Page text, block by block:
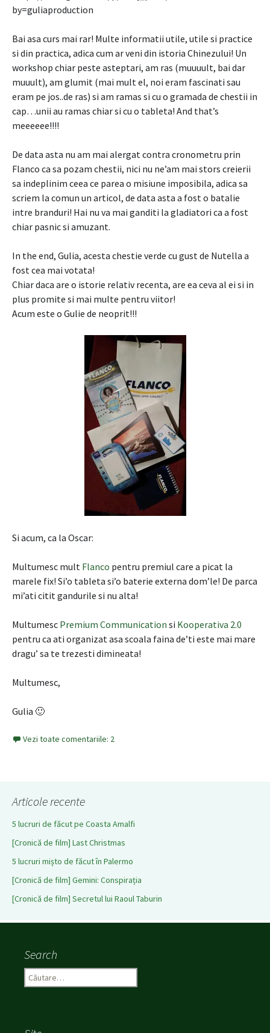
by=guliaproduction
Bai asa curs mai rar! Multe informatii utile, utile si practice
si din practica, adica cum ar veni din istoria Chinezului! Un
workshop chiar peste asteptari, am ras (muuuult, bai dar
muuult), am glumit (mai mult el, noi eram fascinati sau
eram pe jos..de ras) si am ramas si cu o gramada de chestii in
cap…unii au ramas chiar si cu o tableta! And that’s
meeeeee!!!!
De data asta nu am mai alergat contra cronometru prin
Flanco ca sa pozam chestii, nici nu ne’am mai stors creierii
sa indeplinim ceea ce parea o misiune imposibila, adica sa
scriem la comun un articol, de data asta a fost o batalie
intre branduri! Hai nu va mai ganditi la gladiatori ca a fost
chiar pasnic si amuzant.
In the end, Gulia, acesta chestie verde cu gust de Nutella a
fost cea mai votata!
Chiar daca are o istorie relativ recenta, are ea ceva al ei si in
plus promite si mai multe pentru viitor!
Acum este o Gulie de neoprit!!!
Si acum, ca la Oscar:
Multumesc mult Flanco pentru premiul care a picat la
marele fix! Si’o tableta si’o baterie externa dom’le! De parca
mi’ati citit gandurile si nu alta!
Multumesc Premium Communication si Kooperativa 2.0
pentru ca ati organizat asa scoala faina de’ti este mai mare
dragu’ sa te trezesti dimineata!
Multumesc,
Gulia 🙂
Vezi toate comentariile: 2
Articole recente
5 lucruri de făcut pe Coasta Amalfi
[Cronică de film] Last Christmas
5 lucruri mișto de făcut în Palermo
[Cronică de film] Gemini: Conspirația
[Cronică de film] Secretul lui Raoul Taburin
Search
a